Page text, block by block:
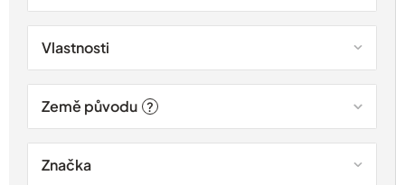
Vlastnosti
Země původu ?
Značka